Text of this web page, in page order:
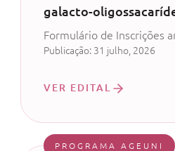
galacto-
de probiótico com
de leite - CV 52/2024
Formulário de Inscrições
Publicação: 31 julho, 2026
VER EDITAL
PROGRAMA AGEUNI